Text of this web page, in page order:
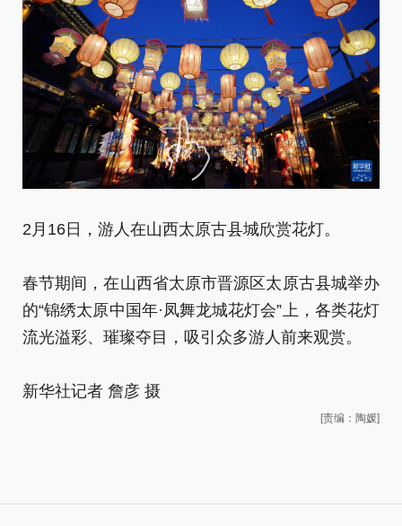
2月16日，游人在山西太原古县城欣赏花灯。
春节期间，在山西省太原市晋源区太原古县城举办
的“锦绣太原中国年·凤舞龙城花灯会”上，各类花灯
流光溢彩、璀璨夺目，吸引众多游人前来观赏。
新华社记者 詹彦 摄
[责编：陶媛]